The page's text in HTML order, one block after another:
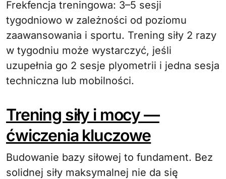
Frekfencja treningowa: 3–5 sesji
tygodniowo w zależności od poziomu
zaawansowania i sportu. Trening siły 2 razy
w tygodniu może wystarczyć, jeśli
uzupełnia go 2 sesje plyometrii i jedna sesja
techniczna lub mobilności.
Trening siły i mocy —
ćwiczenia kluczowe
Budowanie bazy siłowej to fundament. Bez
solidnej siły maksymalnej nie da się